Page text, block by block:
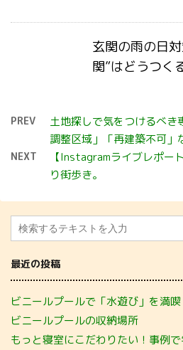
玄関の雨の日
関”はどうつく
PREV
土地探しで気をつけるべ
調整区域」「再建築不可」
NEXT
【Instagramライブレポー
り街歩き。
最近の投稿
ビニールプールで「水遊び」を満
ビニールプールの収納場所
もっと寝室にこだわりたい！事例